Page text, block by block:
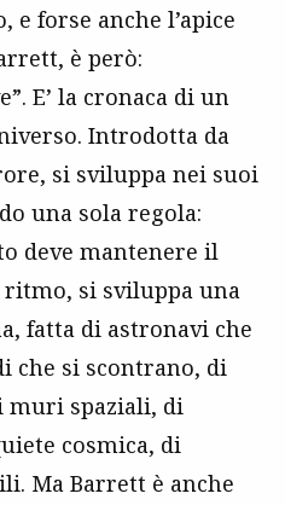
e forse anche l’apice
è però:
E’ la cronaca di un
Introdotta da
si sviluppa nei suoi
una sola regola:
deve mantenere il
si sviluppa una
fatta di astronavi che
che si scontrano, di
muri spaziali, di
cosmica, di
Ma Barrett è anche